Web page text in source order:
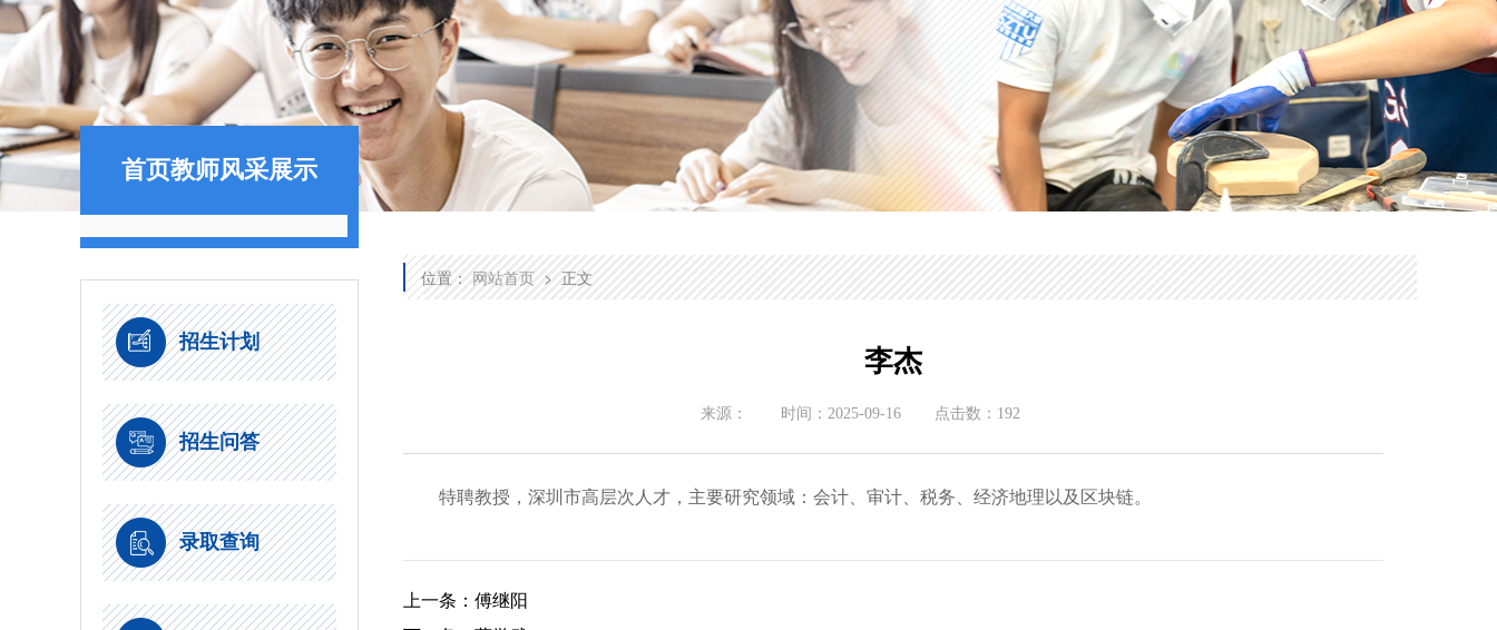
首页教师风采展示
招生计划
招生问答
录取查询
位置：网站首页> 正文
李杰
来源： 时间： 2025-09-16 点击数： 192
特聘教授，深圳市高层次人才，主要研究领域：会计、审计、税务、经济地理以及区块链。
上一条： 傅继阳